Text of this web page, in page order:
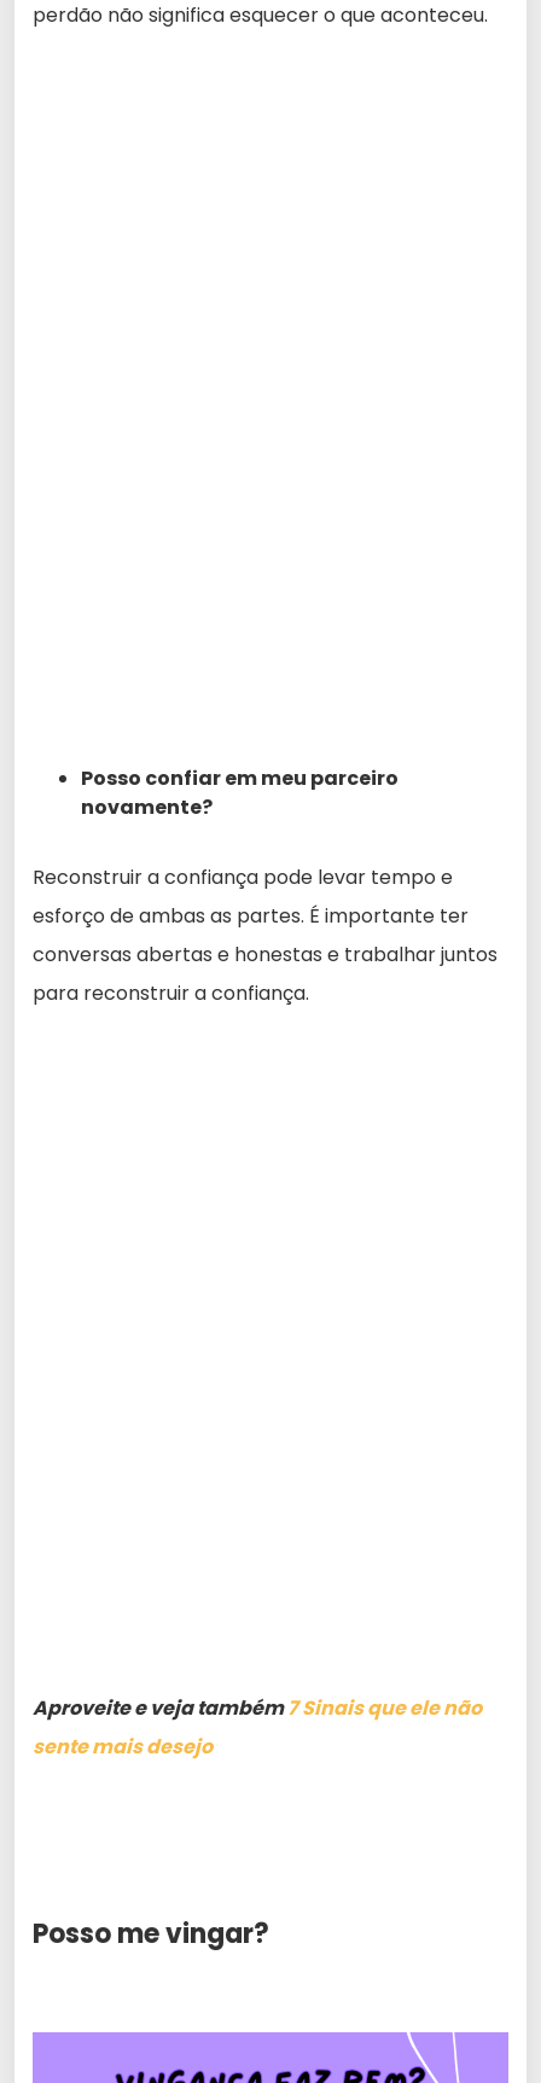
perdão não significa esquecer o que aconteceu.
Posso confiar em meu parceiro
novamente?
Reconstruir a confiança pode levar tempo e
esforço de ambas as partes. É importante ter
conversas abertas e honestas e trabalhar juntos
para reconstruir a confiança.
Aproveite e veja também7 Sinais que ele não
sente mais desejo
Posso me vingar?